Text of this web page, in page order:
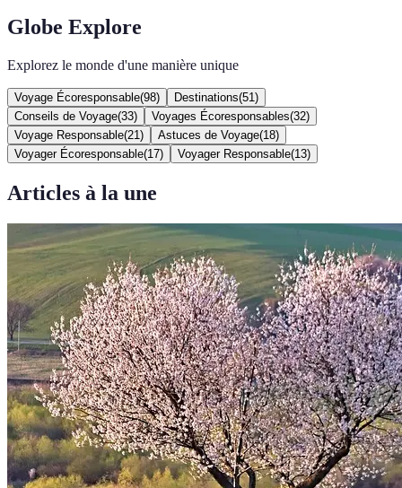
Globe Explore
Explorez le monde d'une manière unique
Voyage Écoresponsable(98) Destinations(51 )
Conseils de Voyage(33) Voyages Écoresponsables(32)
Voyage Responsable(21 ) Astuces de Voyage(18)
Voyager Écoresponsable(17) Voyager Responsable(13)
Articles à la une